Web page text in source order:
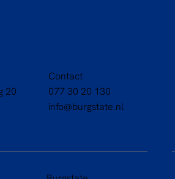
20
Contact
077 30 20 130
info@burgstate.nl